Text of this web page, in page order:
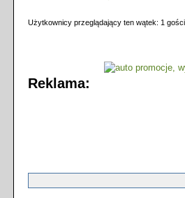
Użytkownicy przeglądający ten wątek: 1 gości
Reklama: